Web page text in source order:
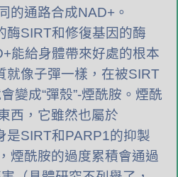
的通路合成NAD+。
酶SIRT和修復基因的酶
能給身體帶來好處的根本
就像子彈一樣，在被SIRT
變成“彈殼”-煙酰胺。煙酰
西，它雖然也屬於
是SIRT和PARP1的抑製
煙酰胺的過度累積會通過